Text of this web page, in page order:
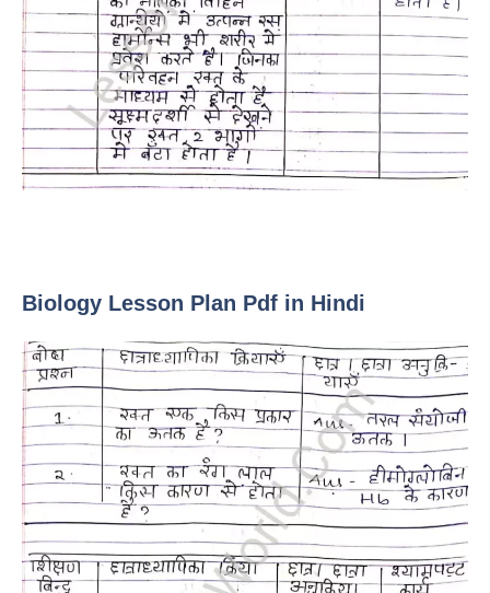
Biology Lesson Plan Pdf in Hindi